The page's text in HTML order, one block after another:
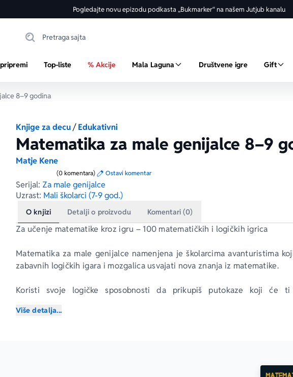
Pogledajte novu epizodu podkasta „Bukmarker“ na našem Jutjub kanalu
Top-liste % Akcije Mala Laguna Društvene igre Gift
8–9 godina
Knjige za decu/Edukativni
Matematika za male genijalce 8–9
Matje Kene
(0 komentara) Ostavi komentar
Serijal: Za male genijalce
Uzrast: Mali školarci (7-9 god.)
O knjizi Detalji o proizvodu Komentari (0)
Za učenje matematike kroz igru – 100 matematičkih i logičkih igrica
Matematika za male genijalce namenjena je školarcima avanturistima
zabavnih logičkih igara i mozgalica usvajati nova znanja iz matematike.
Koristi svoje logičke sposobnosti da prikupiš putokaze koji će
Na kraju knjige čeka te nagrada – diploma matematičkih genijalaca!
Više detalja...